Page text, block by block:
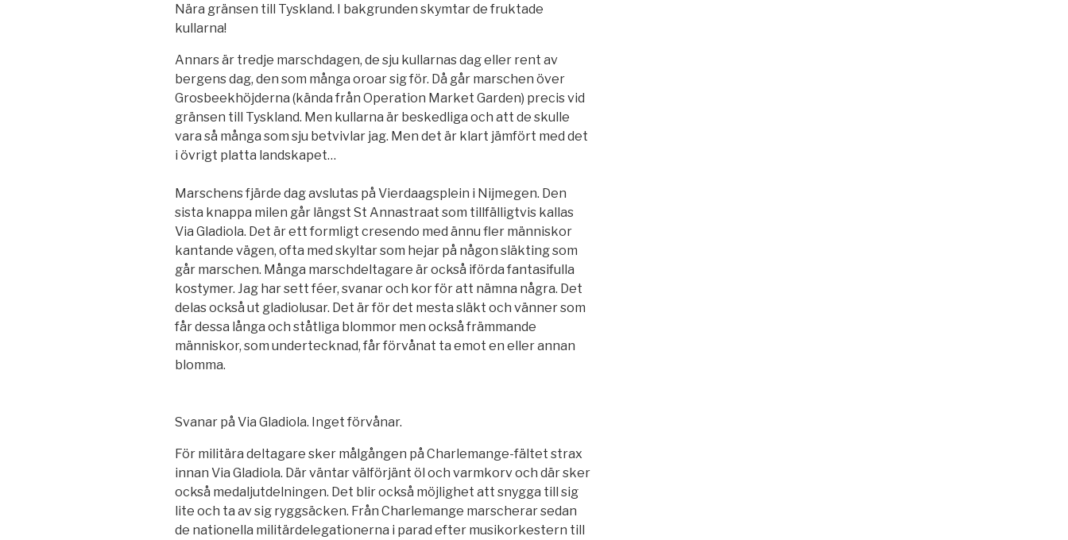
Nära gränsen till Tyskland. I bakgrunden skymtar de fruktade
kullarna!
Annars är tredje marschdagen, de sju kullarnas dag eller rent av
bergens dag, den som många oroar sig för. Då går marschen över
Grosbeekhöjderna (kända från Operation Market Garden) precis vid
gränsen till Tyskland. Men kullarna är beskedliga och att de skulle
vara så många som sju betvivlar jag. Men det är klart jämfört med det
i övrigt platta landskapet…
Marschens fjärde dag avslutas på Vierdaagsplein i Nijmegen. Den
sista knappa milen går längst St Annastraat som tillfälligtvis kallas
Via Gladiola. Det är ett formligt cresendo med ännu fler människor
kantande vägen, ofta med skyltar som hejar på någon släkting som
går marschen. Många marschdeltagare är också iförda fantasifulla
kostymer. Jag har sett féer, svanar och kor för att nämna några. Det
delas också ut gladiolusar. Det är för det mesta släkt och vänner som
får dessa långa och ståtliga blommor men också främmande
människor, som undertecknad, får förvånat ta emot en eller annan
blomma.
Svanar på Via Gladiola. Inget förvånar.
För militära deltagare sker målgången på Charlemange-fältet strax
innan Via Gladiola. Där väntar välförjänt öl och varmkorv och där sker
också medaljutdelningen. Det blir också möjlighet att snygga till sig
lite och ta av sig ryggsäcken. Från Charlemange marscherar sedan
de nationella militärdelegationerna i parad efter musikorkestern till